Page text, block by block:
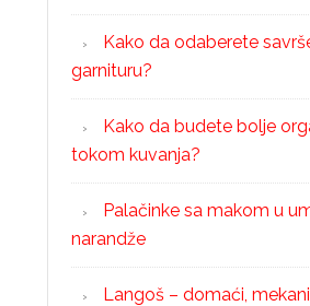
Kako da odaberete
garnituru?
Kako da budete bolje
tokom kuvanja?
Palačinke sa makom u
narandže
Langoš – domaći,